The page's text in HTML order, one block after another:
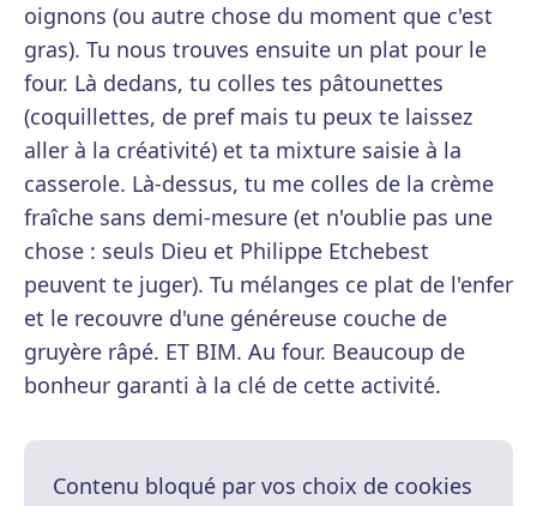
oignons (ou autre chose du moment que c'est
gras). Tu nous trouves ensuite un plat pour le
four. Là dedans, tu colles tes pâtounettes
(coquillettes, de pref mais tu peux te laissez
aller à la créativité) et ta mixture saisie à la
casserole. Là-dessus, tu me colles de la crème
fraîche sans demi-mesure (et n'oublie pas une
chose : seuls Dieu et Philippe Etchebest
peuvent te juger). Tu mélanges ce plat de l'enfer
et le recouvre d'une généreuse couche de
gruyère râpé. ET BIM. Au four. Beaucoup de
bonheur garanti à la clé de cette activité.
Contenu bloqué par vos choix de cookies